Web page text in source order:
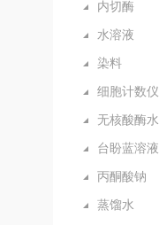
内切酶
水溶液
染料
细胞计数仪
无核酸酶水
台盼蓝溶液
丙酮酸钠
蒸馏水